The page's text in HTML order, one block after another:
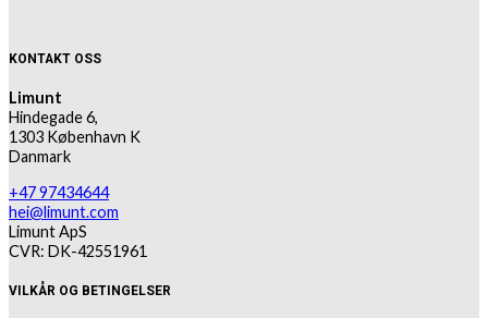
KONTAKT OSS
Limunt
Hindegade 6,
1303 København K
Danmark
+47 97434644
hei@limunt.com
Limunt ApS
CVR: DK-42551961
VILKÅR OG BETINGELSER